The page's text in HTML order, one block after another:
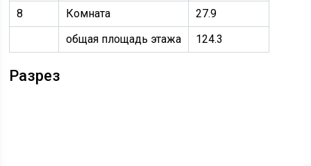
8
Комната
27.9
общая площадь этажа
124.3
Разрез